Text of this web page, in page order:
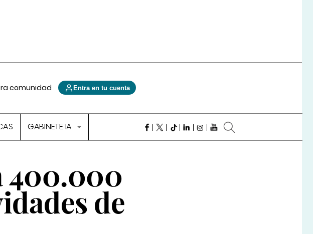
comunidad Entra en tu cuenta
GABINETE IA
400.000
de